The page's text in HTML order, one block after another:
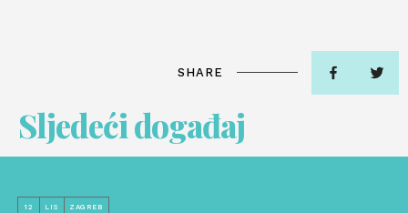
SHARE
Sljedeći događaj
12 LIS ZAGREB